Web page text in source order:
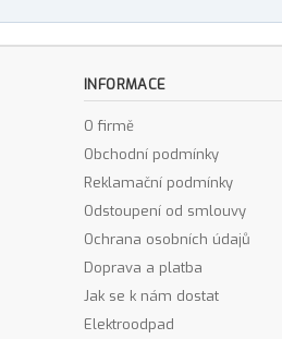
INFORMACE
O firmě
Obchodní podmínky
Reklamační podmínky
Odstoupení od smlouvy
Ochrana osobních údajů
Doprava a platba
Jak se k nám dostat
Elektroodpad